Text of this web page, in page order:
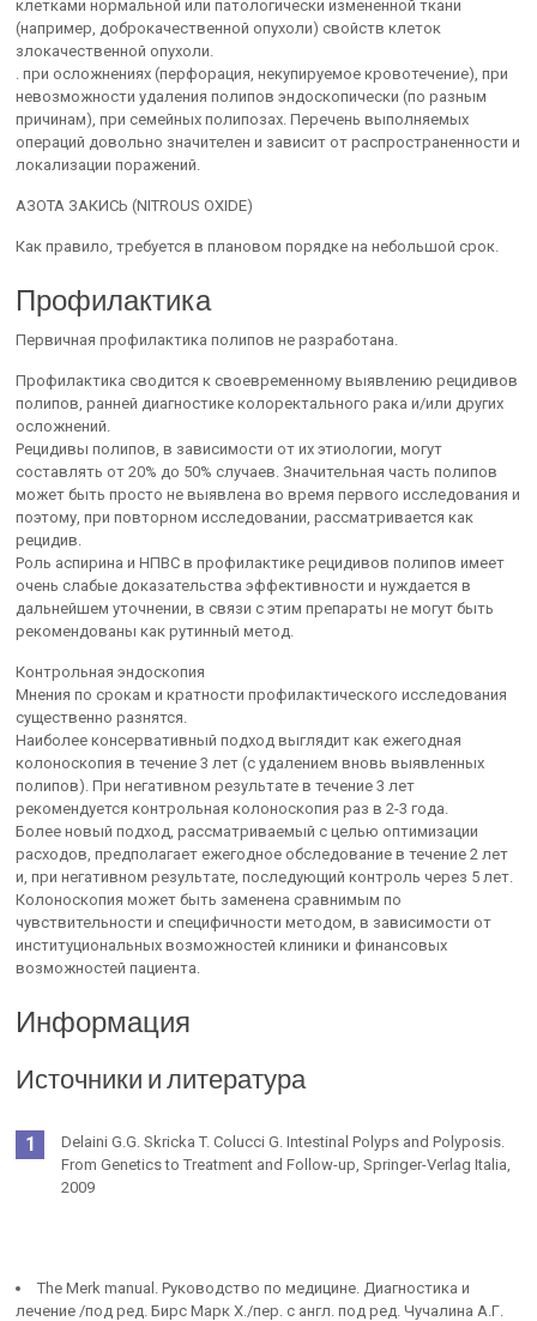
клетками нормальной или патологически измененной ткани
(например, доброкачественной опухоли) свойств клеток
злокачественной опухоли.
. при осложнениях (перфорация, некупируемое кровотечение), при
невозможности удаления полипов эндоскопически (по разным
причинам), при семейных полипозах. Перечень выполняемых
операций довольно значителен и зависит от распространенности и
локализации поражений.
АЗОТА ЗАКИСЬ (NITROUS OXIDE)
Как правило, требуется в плановом порядке на небольшой срок.
Профилактика
Первичная профилактика полипов не разработана.
Профилактика сводится к своевременному выявлению рецидивов
полипов, ранней диагностике колоректального рака и/или других
осложнений.
Рецидивы полипов, в зависимости от их этиологии, могут
составлять от 20% до 50% случаев. Значительная часть полипов
может быть просто не выявлена во время первого исследования и
поэтому, при повторном исследовании, рассматривается как
рецидив.
Роль аспирина и НПВС в профилактике рецидивов полипов имеет
очень слабые доказательства эффективности и нуждается в
дальнейшем уточнении, в связи с этим препараты не могут быть
рекомендованы как рутинный метод.
Контрольная эндоскопия
Мнения по срокам и кратности профилактического исследования
существенно разнятся.
Наиболее консервативный подход выглядит как ежегодная
колоноскопия в течение 3 лет (с удалением вновь выявленных
полипов). При негативном результате в течение 3 лет
рекомендуется контрольная колоноскопия раз в 2-3 года.
Более новый подход, рассматриваемый с целью оптимизации
расходов, предполагает ежегодное обследование в течение 2 лет
и, при негативном результате, последующий контроль через 5 лет.
Колоноскопия может быть заменена сравнимым по
чувствительности и специфичности методом, в зависимости от
институциональных возможностей клиники и финансовых
возможностей пациента.
Информация
Источники и литература
Delaini G.G. Skricka T. Colucci G. Intestinal Polyps and Polyposis.
From Genetics to Treatment and Follow-up, Springer-Verlag Italia,
2009
The Merk manual. Руководство по медицине. Диагностика и
лечение /под ред. Бирс Марк Х./пер. с англ. под ред. Чучалина А.Г.